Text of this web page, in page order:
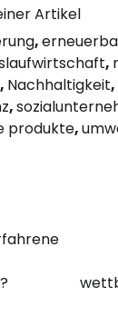
Artikel
,
,
, Nachhaltigkeit,
,
produkte,